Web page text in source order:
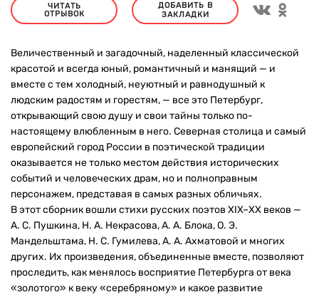
ЧИТАТЬ
ОТРЫВОК
ДОБАВИТЬ В
ЗАКЛАДКИ
Величественный и загадочный, наделенный классической
красотой и всегда юный, романтичный и манящий — и
вместе с тем холодный, неуютный и равнодушный к
людским радостям и горестям, — все это Петербург,
открывающий свою душу и свои тайны только по-
настоящему влюбленным в него. Северная столица и самый
европейский город России в поэтической традиции
оказывается не только местом действия исторических
событий и человеческих драм, но и полноправным
персонажем, представая в самых разных обличьях.
В этот сборник вошли стихи русских поэтов XIX–ХХ веков —
А. С. Пушкина, Н. А. Некрасова, А. А. Блока, О. Э.
Мандельштама, Н. С. Гумилева, А. А. Ахматовой и многих
других. Их произведения, объединенные вместе, позволяют
проследить, как менялось восприятие Петербурга от века
«золотого» к веку «серебряному» и какое развитие